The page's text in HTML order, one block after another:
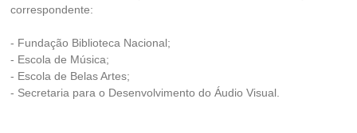
correspondente:
- Fundação Biblioteca Nacional;
- Escola de Música;
- Escola de Belas Artes;
- Secretaria para o Desenvolvimento do Áudio Visual.